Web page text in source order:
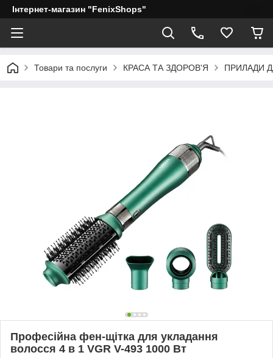
Інтернет-магазин "FenixShops"
Товари та послуги КРАСА ТА ЗДОРОВ'Я ПРИЛАДИ
Професійна фен-щітка для укладання
волосся 4 в 1 VGR V-493 1000 Вт